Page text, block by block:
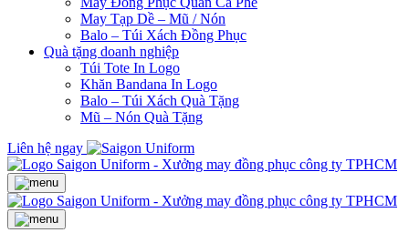
May Tạp Dề – Mũ / Nón
Balo – Túi Xách Đồng Phục
Quà tặng doanh nghiệp
Túi Tote In Logo
Khăn Bandana In Logo
Balo – Túi Xách Quà Tặng
Mũ – Nón Quà Tặng
Liên hệ ngay